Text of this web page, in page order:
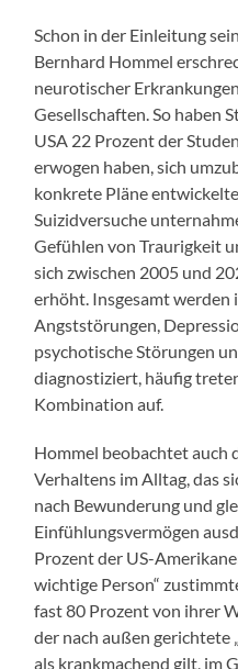
Schon in der Einleitung
Bernhard Hommel
neurotischer
Gesellschaften. So haben
USA 22 Prozent der
erwogen haben, sich
konkrete Pläne
Suizidversuche
Gefühlen von Traurigkeit
sich zwischen 2005 und
erhöht. Insgesamt werden
Angststörungen,
psychotische Störungen
diagnostiziert, häufig
Kombination auf.
Hommel beobachtet auch
Verhaltens im Alltag, das
nach Bewunderung und
Einfühlungsvermögen
Prozent der US-
wichtige Person“
fast 80 Prozent von ihrer
der nach außen gerichtete
als krankmachend gilt, im